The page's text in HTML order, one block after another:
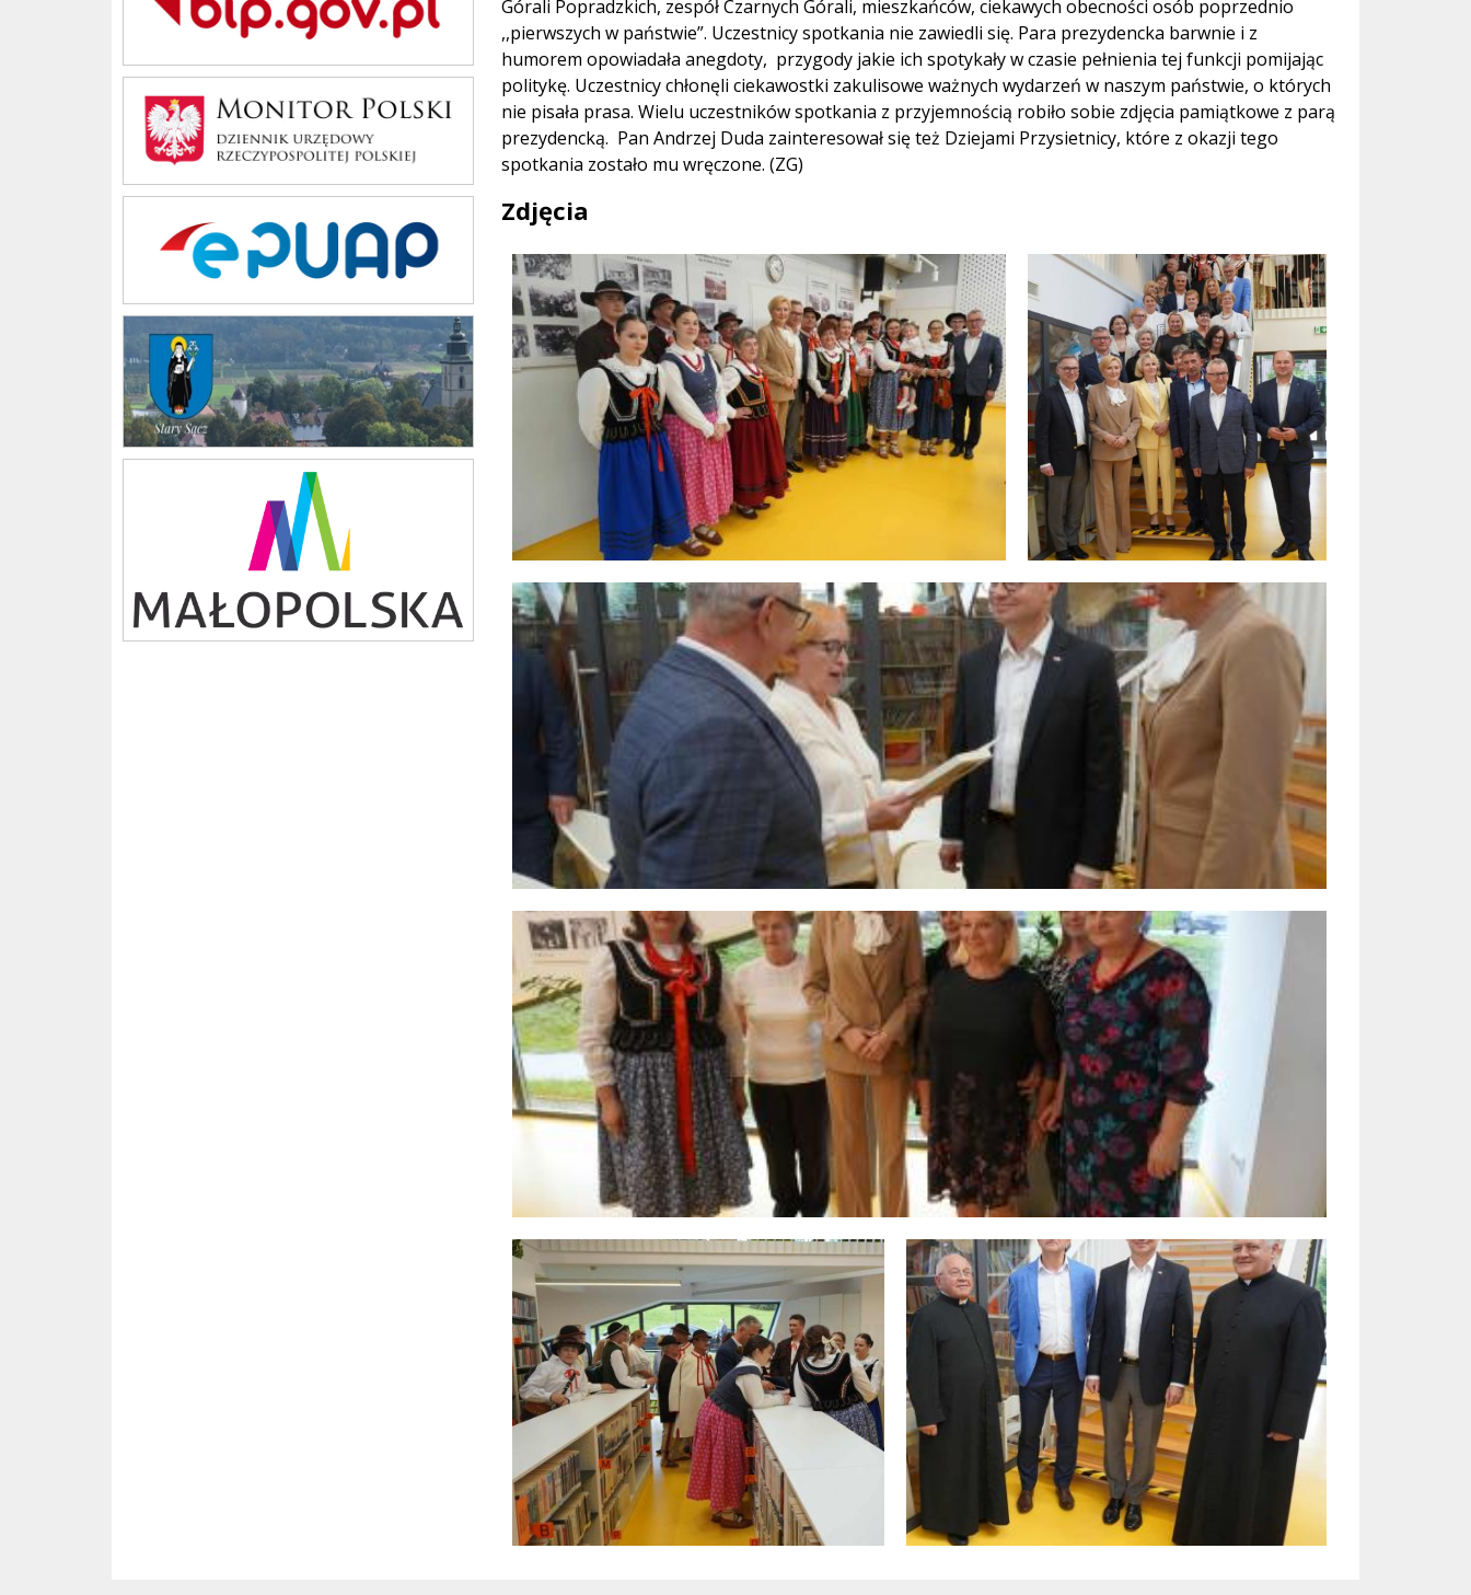
Monitor Polski
ePUAP
Małopolska
Górali Popradzkich, zespół Czarnych Górali, mieszkańców, ciekawych obecności osób poprzednio
,,pierwszych w państwie”. Uczestnicy spotkania nie zawiedli się. Para prezydencka barwnie i z
humorem opowiadała anegdoty, przygody jakie ich spotykały w czasie pełnienia tej funkcji pomijając
politykę. Uczestnicy chłonęli ciekawostki zakulisowe ważnych wydarzeń w naszym państwie, o których
nie pisała prasa. Wielu uczestników spotkania z przyjemnością robiło sobie zdjęcia pamiątkowe z parą
prezydencką. Pan Andrzej Duda zainteresował się też Dziejami Przysietnicy, które z okazji tego
spotkania zostało mu wręczone. (ZG)
Zdjęcia